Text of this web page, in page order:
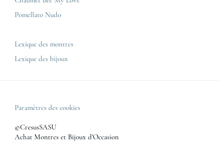
Pomellato Nudo
Lexique des montres
Lexique des bijoux
Paramètres des cookies
©CresusSASU
Achat Montres et Bijoux d'Occasion